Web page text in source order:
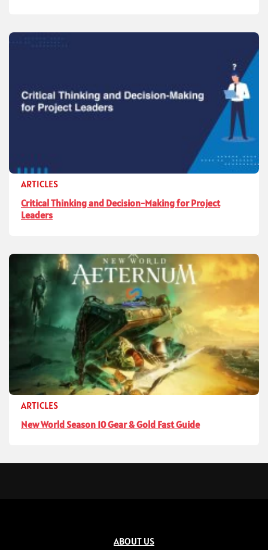
ARTICLES
Critical Thinking and Decision-Making for Project
Leaders
ARTICLES
New World Season 10 Gear & Gold Fast Guide
ABOUT US